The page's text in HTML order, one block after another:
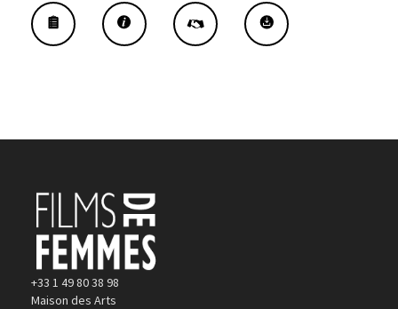
+33 1 49 80 38 98
Maison des Arts